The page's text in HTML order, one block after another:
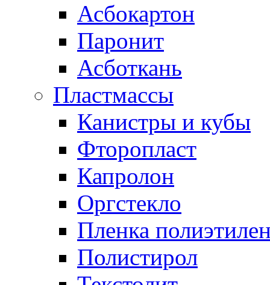
Асбокартон
Паронит
Асботкань
Пластмассы
Канистры и кубы
Фторопласт
Капролон
Оргстекло
Пленка
Полистирол